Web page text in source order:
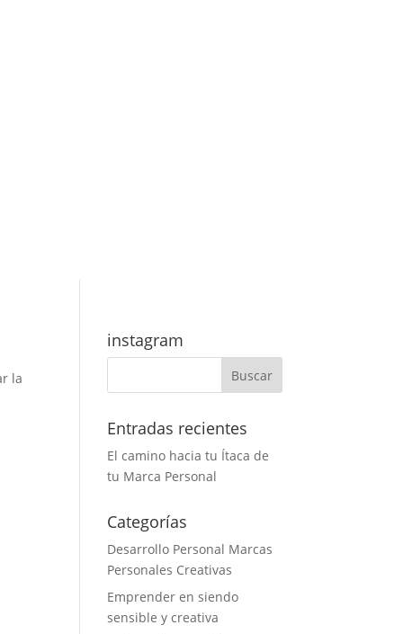
la
instagram
Entradas recientes
El camino hacia tu Ítaca de
tu Marca Personal
Categorías
Desarrollo Personal Marcas
Personales Creativas
Emprender en siendo
sensible y creativa